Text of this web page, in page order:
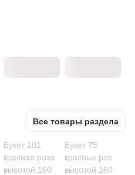
Все товары раздела
Букет 101
красная роза
высотой 160
Букет 75
красных роз
высотой 160